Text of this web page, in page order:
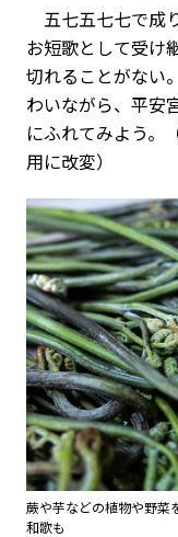
五七五七七で成
お短歌として受け
切れることがない
わいながら、平安
にふれてみよう。
用に改変）
蕨や芋などの植物や野菜
和歌も